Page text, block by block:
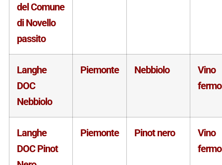
del Comune
di Novello
passito
Langhe
DOC
Nebbiolo
Piemonte Nebbiolo
Vino
fermo
Langhe
DOC Pinot
Piemonte Pinot nero
Vino
fermo